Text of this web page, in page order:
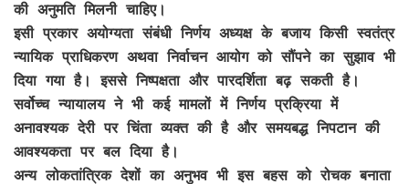
की अनुमति मिलनी चाहिए।
इसी प्रकार अयोग्यता संबंधी निर्णय अध्यक्ष के बजाय किसी स्वतंत्र
न्यायिक प्राधिकरण अथवा निर्वाचन आयोग को सौंपने का सुझाव भी
दिया गया है। इससे निष्पक्षता और पारदर्शिता बढ़ सकती है।
सर्वोच्च न्यायालय ने भी कई मामलों में निर्णय प्रक्रिया में
अनावश्यक देरी पर चिंता व्यक्त की है और समयबद्ध निपटान की
आवश्यकता पर बल दिया है।
अन्य लोकतांत्रिक देशों का अनुभव भी इस बहस को रोचक बनाता